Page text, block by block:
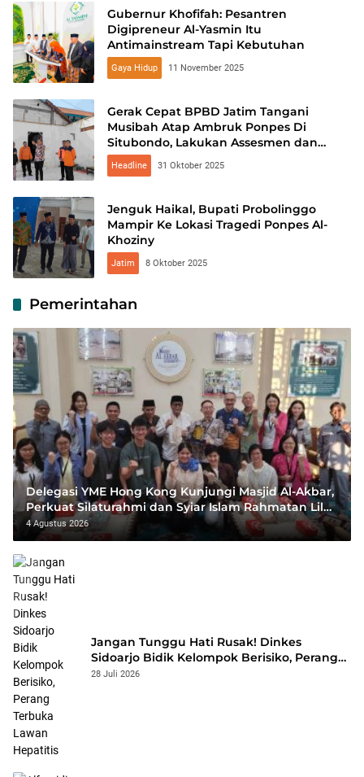
Gubernur Khofifah: Pesantren
Digipreneur Al-Yasmin Itu
Antimainstream Tapi Kebutuhan
Gaya Hidup 11 November 2025
Gerak Cepat BPBD Jatim Tangani
Musibah Atap Ambruk Ponpes Di
Situbondo, Lakukan Assesmen dan
Kirim Bantuan Material Bangunan
Headline 31 Oktober 2025
Jenguk Haikal, Bupati Probolinggo
Mampir Ke Lokasi Tragedi Ponpes Al-
Khoziny
Jatim 8 Oktober 2025
Pemerintahan
Delegasi YME Hong Kong Kunjungi Masjid Al-Akbar,
Perkuat Silaturahmi dan Syiar Islam Rahmatan Lil
‘Alamin
4 Agustus 2026
Jangan Tunggu Hati Rusak! Dinkes
Sidoarjo Bidik Kelompok Berisiko, Perang
Terbuka Lawan Hepatitis
28 Juli 2026